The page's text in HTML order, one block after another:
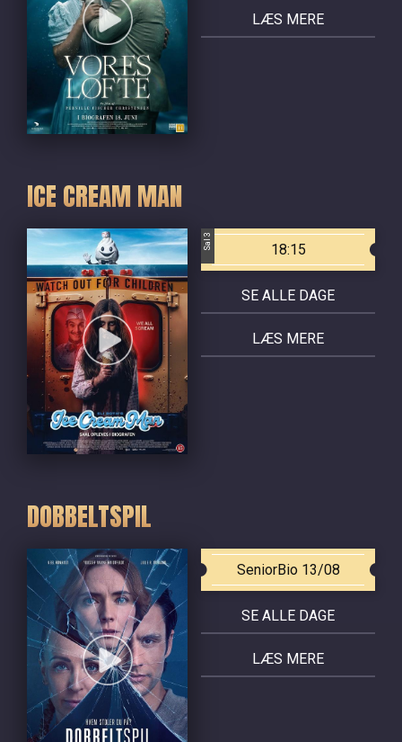
LÆS MERE
ICE CREAM MAN
Sal 3 18:15
SE ALLE DAGE
LÆS MERE
DOBBELTSPIL
SeniorBio 13/08
SE ALLE DAGE
LÆS MERE